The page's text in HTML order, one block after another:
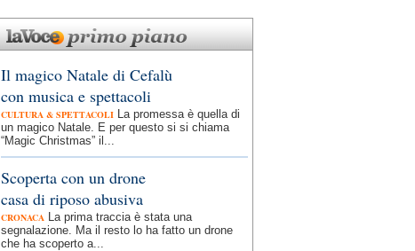
Il magico Natale di Cefalù
con musica e spettacoli
CULTURA & SPETTACOLI La promessa è quella di
un magico Natale. E per questo si si chiama
“Magic Christmas” il...
Scoperta con un drone
casa di riposo abusiva
CRONACA La prima traccia è stata una
segnalazione. Ma il resto lo ha fatto un drone
che ha scoperto a...